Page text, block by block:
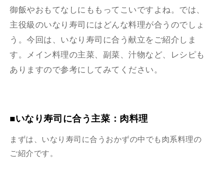
御飯やおもてなしにももってこいですよね。では、
主役級のいなり寿司にはどんな料理が合うのでしょ
う。今回は、いなり寿司に合う献立をご紹介しま
す。メイン料理の主菜、副菜、汁物など、レシピも
ありますので参考にしてみてください。
■いなり寿司に合う主菜：肉料理
まずは、いなり寿司に合うおかずの中でも肉系料理の
ご紹介です。